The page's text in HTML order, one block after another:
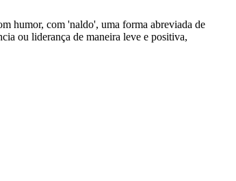
humor, com 'naldo', uma forma abreviada de
ou liderança de maneira leve e positiva,